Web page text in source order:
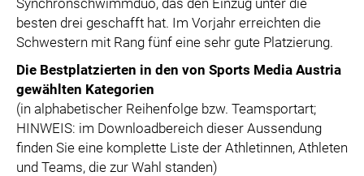
besten drei geschafft hat. Im Vorjahr erreichten die
Schwestern mit Rang fünf eine sehr gute Platzierung.
Die Bestplatzierten in den von Sports Media Austria
gewählten Kategorien
(in alphabetischer Reihenfolge bzw. Teamsportart;
HINWEIS: im Downloadbereich dieser Aussendung
finden Sie eine komplette Liste der Athletinnen, Athleten
und Teams, die zur Wahl standen)